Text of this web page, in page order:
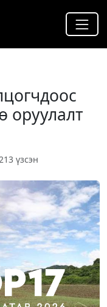
оруулалт
үзсэн